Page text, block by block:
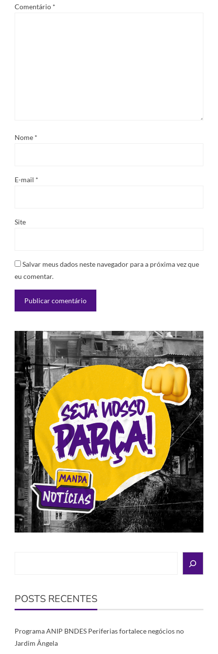
Comentário *
Nome *
E-mail *
Site
Salvar meus dados neste navegador para a próxima vez que
eu comentar.
POSTS RECENTES
Programa ANIP BNDES Periferias fortalece negócios no
Jardim Ângela